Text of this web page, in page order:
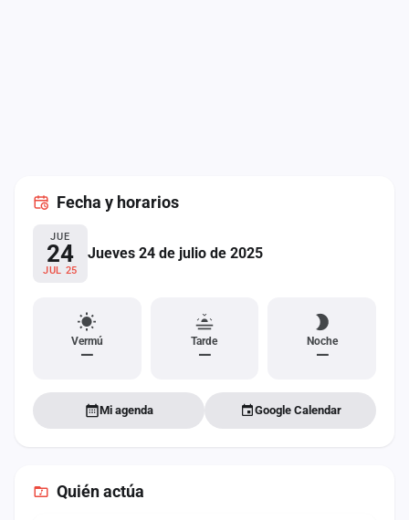
Fecha y horarios
JUE
24
JUL 25
Jueves 24 de julio de 2025
Vermú
—
Tarde
—
Noche
—
Mi agenda Google Calendar
Quién actúa
Administración
Contacto